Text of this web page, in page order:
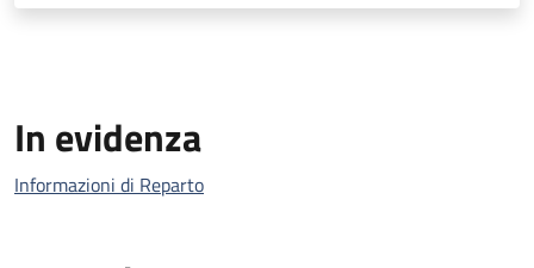
In evidenza
Informazioni di Reparto